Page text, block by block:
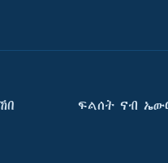
ፍልሰት ናብ